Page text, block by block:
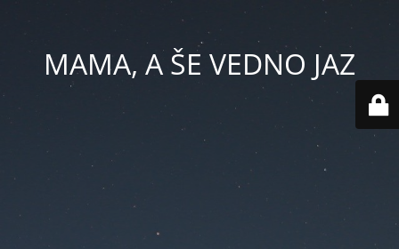
MAMA, A ŠE VEDNO JAZ